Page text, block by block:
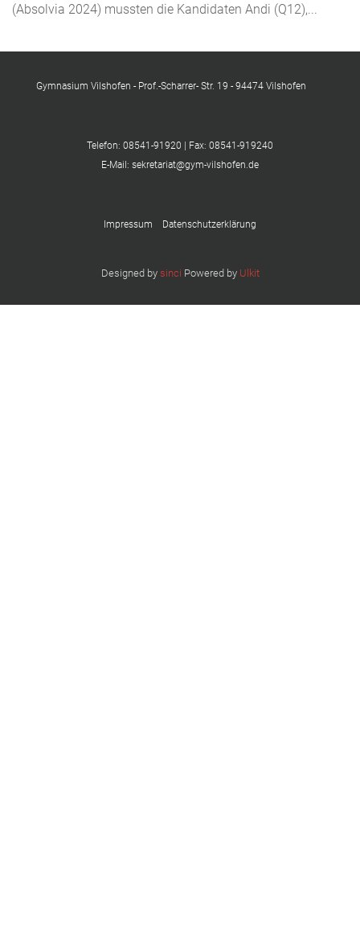
(Absolvia 2024) mussten die Kandidaten Andi (Q12),...
Gymnasium Vilshofen - Prof.-Scharrer- Str. 19 - 94474 Vilshofen
Telefon: 08541-91920 | Fax: 08541-919240
E-Mail: sekretariat@gym-vilshofen.de
Impressum Datenschutzerklärung
Designed by sinci Powered by Ulkit